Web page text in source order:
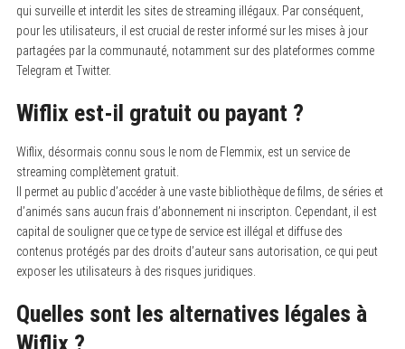
qui surveille et interdit les sites de streaming illégaux. Par conséquent,
pour les utilisateurs, il est crucial de rester informé sur les mises à jour
partagées par la communauté, notamment sur des plateformes comme
Telegram et Twitter.
Wiflix est-il gratuit ou payant ?
Wiflix, désormais connu sous le nom de Flemmix, est un service de
streaming complètement gratuit.
Il permet au public d’accéder à une vaste bibliothèque de films, de séries et
d’animés sans aucun frais d’abonnement ni inscripton. Cependant, il est
capital de souligner que ce type de service est illégal et diffuse des
contenus protégés par des droits d’auteur sans autorisation, ce qui peut
exposer les utilisateurs à des risques juridiques.
Quelles sont les alternatives légales à
Wiflix ?